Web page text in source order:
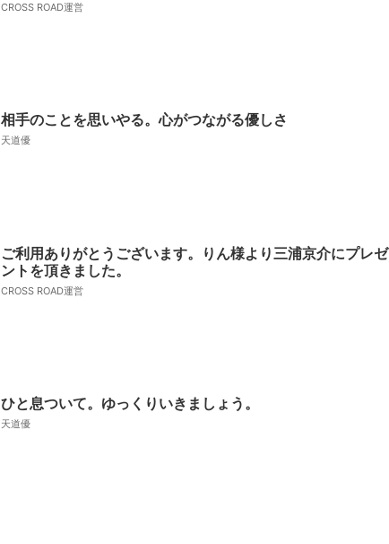
CROSS ROAD運営
相手のことを思いやる。心がつながる優しさ
天道優
ご利用ありがとうございます。りん様より三浦京介にプレゼ
ントを頂きました。
CROSS ROAD運営
ひと息ついて。ゆっくりいきましょう。
天道優